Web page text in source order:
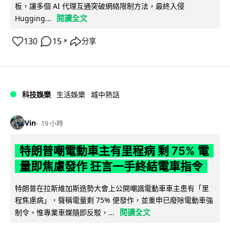
板，讓多個 AI 代理互通突破網絡限制方法，最終入侵
Hugging...
閱讀全文
130 15 ↗ 分享
科技娛樂 生活娛樂 城中熱話
Vin 19 小時
特朗普嘲電動車主有里程病 剩 75% 電
量即焦慮發作 狂言一手終結電車指令
特朗普在拉斯維加斯造勢大會上公開嘲諷電動車車主患有「里
程焦慮病」，聲稱電量剩 75% 便發作，並重申已廢除電動車強
制令。惟專業車媒隨即反駁，...
閱讀全文